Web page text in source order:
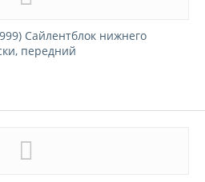
Сайлентблок нижнего
передний